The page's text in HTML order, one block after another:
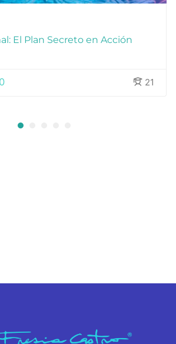
El Plan Secreto en Acción
21